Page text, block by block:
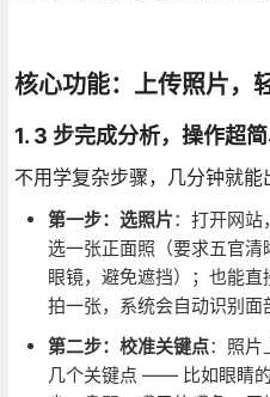
核心功能：上传照片，
1. 3 步完成分析，操作超
不用学复杂步骤，几分钟就能
第一步：选照片：打开网站
选一张正面照（要求五官清
眼镜，避免遮挡）；也能直
拍一张，系统会自动识别面
第二步：校准关键点：照片
几个关键点 —— 比如眼睛